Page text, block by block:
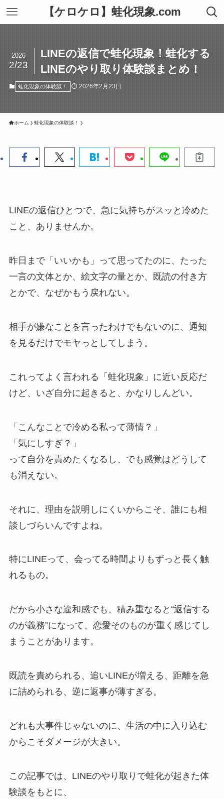
【ケロケロ】蛙化現象.com
LINEの返信で蛙化現象！蛙化する
LINEのやり取り体験談まとめ！
2026
2/23
蛙化現象の体験談！ 2026年2月23日
ホーム 蛙化現象の体験談！
LINEの返信ひとつで、急に気持ちがスッと冷めた
こと、ありませんか。
昨日まで「いいかも」って思ってたのに、たった
一言の文体とか、絵文字の量とか、既読の付き方
とかで、なぜかもう戻れない。
相手が嫌なことを言ったわけでもないのに、通知
を見るだけでモヤっとしてしまう。
これってよく言われる「蛙化現象」に近い反応だ
けど、いざ自分に起きると、かなりしんどい。
「こんなことで冷める私って薄情？」
「気にしすぎ？」
って自分を責めたくなるし、でも感覚はどうして
も消えない。
それに、理由を説明しにくいからこそ、誰にも相
談しづらいんですよね。
特にLINEって、会ってる時間よりもずっと長く触
れるもの。
だから小さな違和感でも、積み重なると“返信する
のが義務”になって、恋愛そのものが重く感じてし
まうことがあります。
既読を責められる、追いLINEが増える、距離を急
に詰められる、逆に返事が薄すぎる。
どれも大事件じゃないのに、生活の中に入り込む
からこそダメージが大きい。
この記事では、LINEのやり取りで蛙化が起きた体
験談をもとに、